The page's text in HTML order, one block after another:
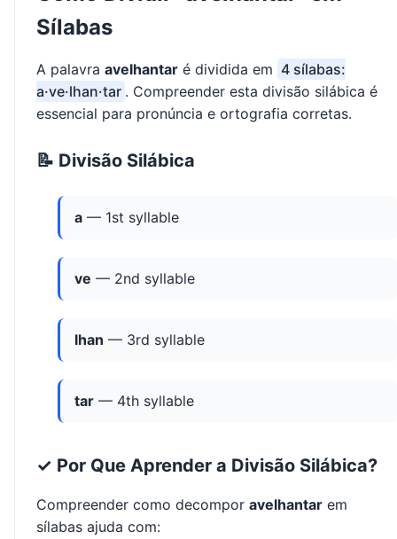
Sílabas
A palavra avelhantar é dividida em 4 sílabas:
a·ve·lhan·tar . Compreender esta divisão silábica é
essencial para pronúncia e ortografia corretas.
📝 Divisão Silábica
a — 1st syllable
ve — 2nd syllable
lhan — 3rd syllable
tar — 4th syllable
✓ Por Que Aprender a Divisão Silábica?
Compreender como decompor avelhantar em
sílabas ajuda com: